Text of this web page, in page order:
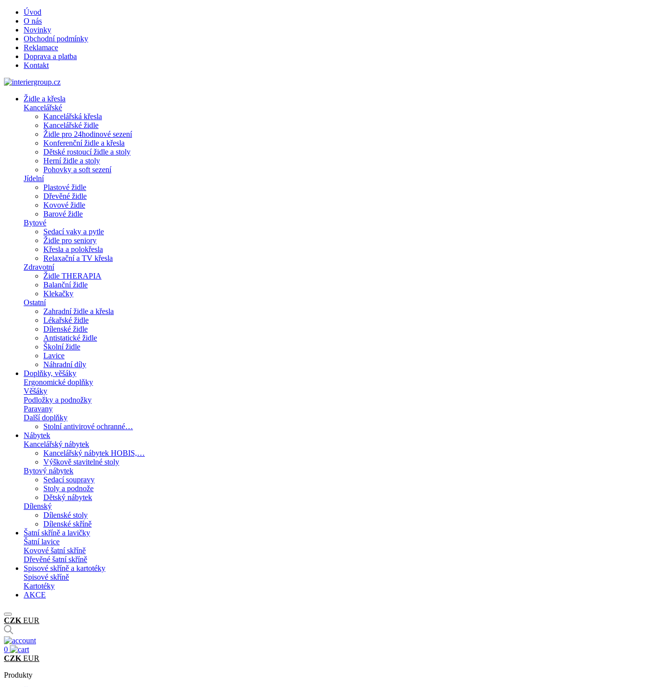
Úvod
O nás
Novinky
Obchodní podmínky
Reklamace
Doprava a platba
Kontakt
Židle a křesla
Kancelářské
Kancelářská křesla
Kancelářské židle
Židle pro 24hodinové sezení
Konferenční židle a křesla
Dětské rostoucí židle a stoly
Herní židle a stoly
Pohovky a soft sezení
Jídelní
Plastové židle
Dřevěné židle
Kovové židle
Barové židle
Bytové
Sedací vaky a pytle
Židle pro seniory
Křesla a polokřesla
Relaxační a TV křesla
Zdravotní
Židle THERAPIA
Balanční židle
Klekačky
Ostatní
Zahradní židle a křesla
Lékařské židle
Dílenské židle
Antistatické židle
Školní židle
Lavice
Náhradní díly
Doplňky, věšáky
Ergonomické doplňky
Věšáky
Podložky a podnožky
Paravany
Další doplňky
Stolní antivirové ochranné…
Nábytek
Kancelářský nábytek
Kancelářský nábytek HOBIS,…
Výškově stavitelné stoly
Bytový nábytek
Sedací soupravy
Stoly a podnože
Dětský nábytek
Dílenský
Dílenské stoly
Dílenské skříně
Šatní skříně a lavičky
Šatní lavice
Kovové šatní skříně
Dřevěné šatní skříně
Spisové skříně a kartotéky
Spisové skříně
Kartotéky
AKCE
CZK EUR
0
CZK EUR
Produkty